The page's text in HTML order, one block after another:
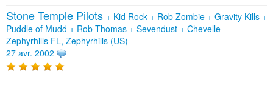
Stone Temple Pilots + Kid Rock + Rob Zombie + Gravity Kills +
Puddle of Mudd + Rob Thomas + Sevendust + Chevelle
Zephyrhills FL, Zephyrhills (US)
27 avr. 2002